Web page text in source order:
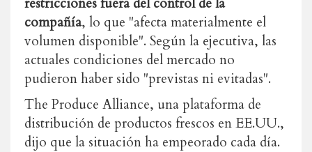
compañía, lo que "afecta materialmente el
volumen disponible". Según la ejecutiva, las
actuales condiciones del mercado no
pudieron haber sido "previstas ni evitadas".
The Produce Alliance, una plataforma de
distribución de productos frescos enEE.UU.,
dijo que la situación ha empeorado cada día.